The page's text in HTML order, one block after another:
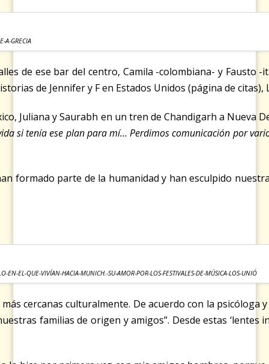
A-GRECIA
de ese bar del centro, Camila -colombiana- y
de Jennifer y F en Estados Unidos (página de
Juliana y Saurabh en un tren de Chandigarh a
si tenía ese plan para mí… Perdimos comunicación por
parte de la humanidad y han esculpido
EN-EL-QUE-VIVÍAN-HACIA-MUNICH.-SU-AMOR-POR-LOS-FESTIVALES-DE-MÚSICA-LOS-UNIÓ
cercanas culturalmente. De acuerdo con la
familias de origen y amigos”. Desde estas